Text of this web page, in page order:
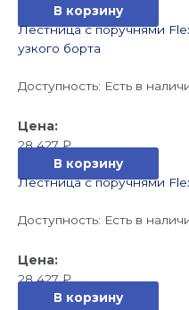
В корзину
Лестница с поручнями
узкого борта
Доступность: Есть в
28 427₽
В корзину
Лестница с поручнями
Доступность: Есть в
28 427₽
В корзину